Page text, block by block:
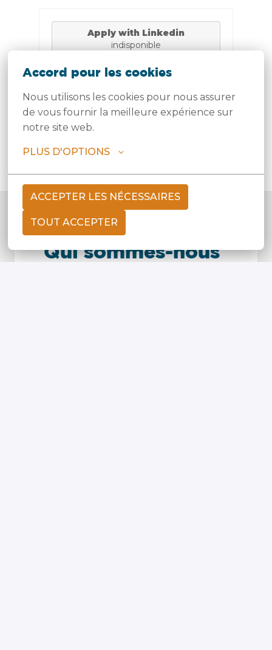
Accord pour les cookies
Nous utilisons les cookies pour nous assurer
de vous fournir la meilleure expérience sur
notre site web.
PLUS D'OPTIONS
ACCEPTER LES NÉCESSAIRES
TOUT ACCEPTER
Apply with Linkedin
indisponible
Apply with Indeed indisponible
METTRE À JOUR LES COOKIES
PARTAGER L'OFFRE D'EMPLOI
Qui sommes-nous